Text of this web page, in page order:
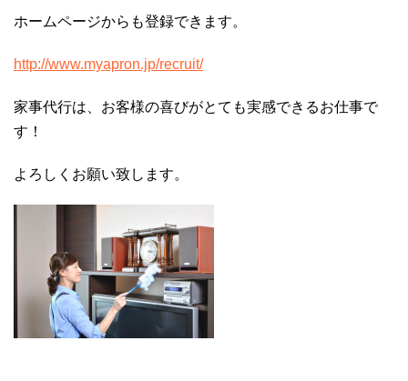
ホームページからも登録できます。
http://www.myapron.jp/recruit/
家事代行は、お客様の喜びがとても実感できるお仕事で
す！
よろしくお願い致します。